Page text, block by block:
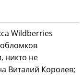
Wildberries
никто не
Виталий Королев;